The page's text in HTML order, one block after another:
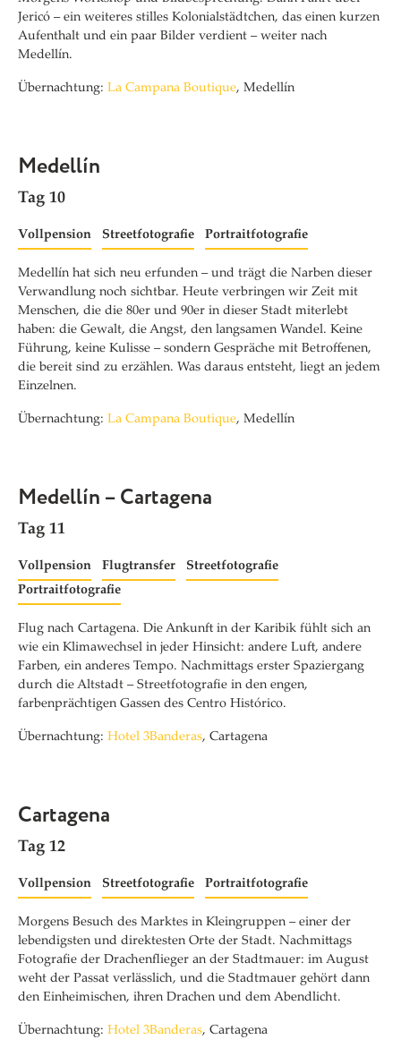
Jericó – ein weiteres stilles Kolonialstädtchen, das einen kurzen
Aufenthalt und ein paar Bilder verdient – weiter nach
Medellín.
Übernachtung: La Campana Boutique, Medellín
Medellín
Tag 10
Vollpension Streetfotografie Portraitfotografie
Medellín hat sich neu erfunden – und trägt die Narben dieser
Verwandlung noch sichtbar. Heute verbringen wir Zeit mit
Menschen, die die 80er und 90er in dieser Stadt miterlebt
haben: die Gewalt, die Angst, den langsamen Wandel. Keine
Führung, keine Kulisse – sondern Gespräche mit Betroffenen,
die bereit sind zu erzählen. Was daraus entsteht, liegt an jedem
Einzelnen.
Übernachtung: La Campana Boutique, Medellín
Medellín – Cartagena
Tag 11
Vollpension Flugtransfer
Streetfotografie
Portraitfotografie
Flug nach Cartagena. Die Ankunft in der Karibik fühlt sich an
wie ein Klimawechsel in jeder Hinsicht: andere Luft, andere
Farben, ein anderes Tempo. Nachmittags erster Spaziergang
durch die Altstadt – Streetfotografie in den engen,
farbenprächtigen Gassen des Centro Histórico.
Übernachtung: Hotel 3Banderas, Cartagena
Cartagena
Tag 12
Vollpension Streetfotografie Portraitfotografie
Morgens Besuch des Marktes in Kleingruppen – einer der
lebendigsten und direktesten Orte der Stadt. Nachmittags
Fotografie der Drachenflieger an der Stadtmauer: im August
weht der Passat verlässlich, und die Stadtmauer gehört dann
den Einheimischen, ihren Drachen und dem Abendlicht.
Übernachtung: Hotel 3Banderas, Cartagena